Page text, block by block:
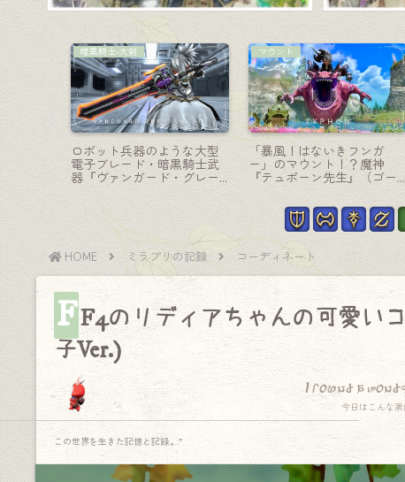
コーディネート
【ミラプリ】神域エウプロ
シュネの神殿騎士・タンク
用コーディネート
戦士-斧
極ゼレニアの戦士武器・機
械鳳凰の小ぶり斧『クイー
ンズナイト・バルディッシ
HOME ミラプリの記録 コーディネート
FF4のリディアちゃんの可愛い
子Ver.)
I found a
今日はこんな素
この世界を生きた記憶と記録.｡.:*